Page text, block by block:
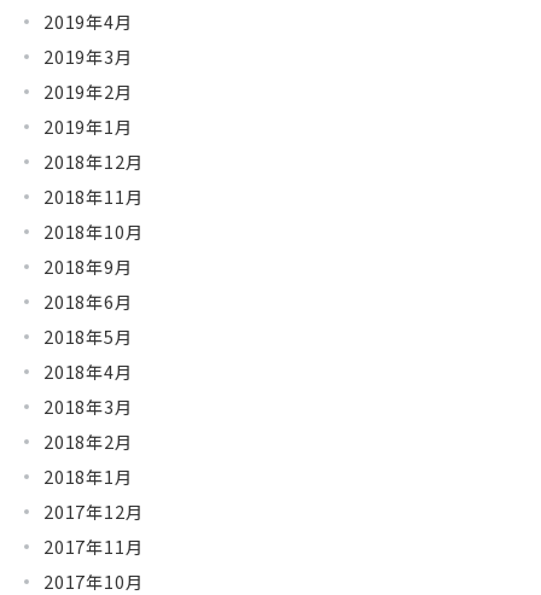
2019年4月
2019年3月
2019年2月
2019年1月
2018年12月
2018年11月
2018年10月
2018年9月
2018年6月
2018年5月
2018年4月
2018年3月
2018年2月
2018年1月
2017年12月
2017年11月
2017年10月